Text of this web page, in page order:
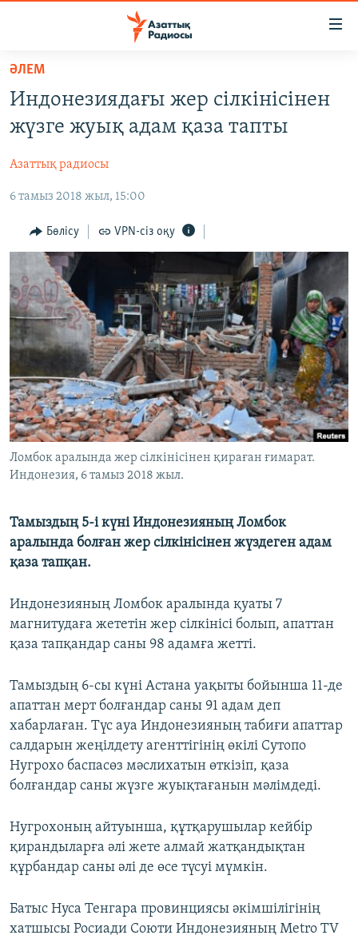
Skip
main
content
to
Navigation
САЯСАТ
AZATTYQTV
ҚАҢТАР ОҚИҒАСЫ
АДАМ ҚҰҚЫҚТАРЫ
ӘЛЕУМЕТ
ӘЛЕМ
АРНАЙЫ ЖОБАЛАР
Русский
ЖАЗЫЛЫҢЫЗ
Басқа тілдерде
ӘЛЕМ
Индонезиядағы жер сілкінісінен
жүзге жуық адам қаза тапты
Азаттық радиосы
6 тамыз 2018 жыл, 15:00
Бөлісу VPN-сіз оқу
Ломбок аралында жер сілкінісінен қираған ғимарат.
Индонезия, 6 тамыз 2018 жыл.
Тамыздың 5-і күні Индонезияның Ломбок
аралында болған жер сілкінісінен жүздеген адам
қаза тапқан.
Индонезияның Ломбок аралында қуаты 7
магнитудаға жететін жер сілкінісі болып, апаттан
қаза тапқандар саны 98 адамға жетті.
Тамыздың 6-сы күні Астана уақыты бойынша 11-де
апаттан мерт болғандар саны 91 адам деп
хабарлаған. Түс ауа Индонезияның табиғи апаттар
салдарын жеңілдету агенттігінің өкілі Сутопо
Нугрохо баспасөз мәслихатын өткізіп, қаза
болғандар саны жүзге жуықтағанын мәлімдеді.
Нугрохоның айтуынша, құтқарушылар кейбір
қирандыларға әлі жете алмай жатқандықтан
құрбандар саны әлі де өсе түсуі мүмкін.
Батыс Нуса Тенгара провинциясы әкімшілігінің
хатшысы Росиади Союти Индонезияның Metro TV